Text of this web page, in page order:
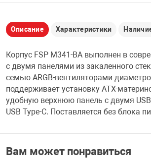
ТЕХНИКА
Описание Характеристики
Корпус FSP M341-BA выполнен в
с двумя панелями из закаленного
семью ARGB-вентиляторами
поддерживает установку ATX-
удобную верхнюю панель с двумя
USB Type-C. Поставляется без блока
Вам может понравиться